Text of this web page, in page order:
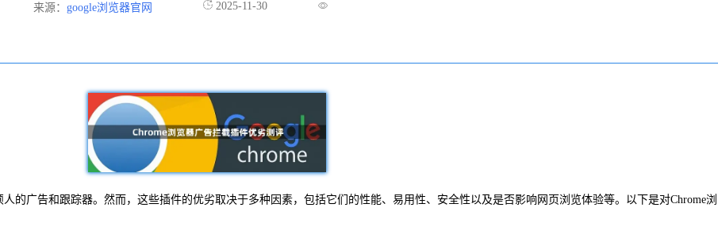
来源： google浏览器官网 2025-11-30
的广告和跟踪器。然而，这些插件的优劣取决于多种因素，包括它们的性能、易用性、安全性以及是否影响网页浏览体验等。以下是对Chrome